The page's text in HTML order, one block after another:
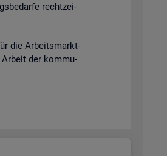
recht­zei­
die Ar­beits­markt­
Ar­beit der kom­mu­